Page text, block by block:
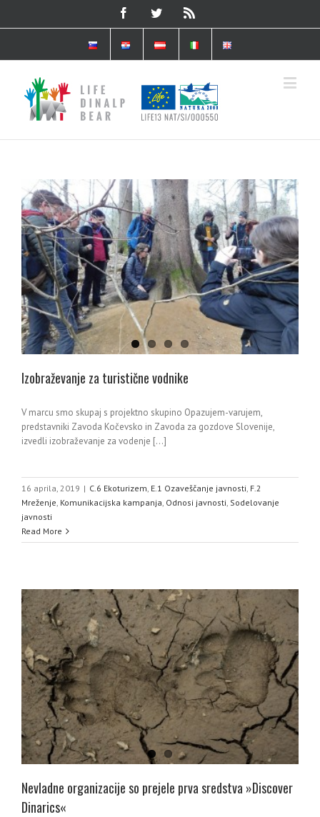
Izobraževanje za turistične vodnike
V marcu smo skupaj s projektno skupino Opazujem-varujem,
predstavniki Zavoda Kočevsko in Zavoda za gozdove Slovenije,
izvedli izobraževanje za vodenje [...]
16 aprila, 2019 | C.6 Ekoturizem E.1 Ozaveščanje javnosti F.2
Mreženje Komunikacijska kampanja Odnosi javnosti Sodelovanje
javnosti
Read More
Nevladne organizacije so prejele prva sredstva »Discover
Dinarics«